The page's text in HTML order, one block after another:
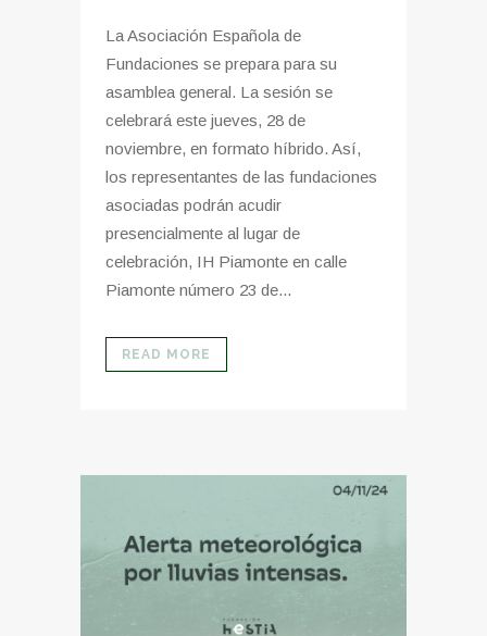
La Asociación Española de
Fundaciones se prepara para su
asamblea general. La sesión se
celebrará este jueves, 28 de
noviembre, en formato híbrido. Así,
los representantes de las fundaciones
asociadas podrán acudir
presencialmente al lugar de
celebración, IH Piamonte en calle
Piamonte número 23 de...
READ MORE